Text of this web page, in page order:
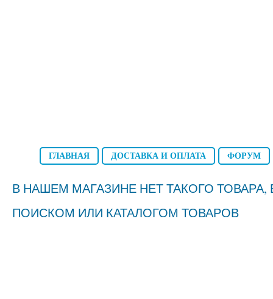
ГЛАВНАЯ ДОСТАВКА И ОПЛАТА ФОРУМ
В НАШЕМ МАГАЗИНЕ НЕТ ТАКОГО
ПОИСКОМ ИЛИ КАТАЛОГОМ ТОВАРОВ